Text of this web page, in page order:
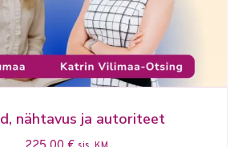
nähtavus ja autoriteet